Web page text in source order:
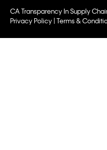
CA Transparency In Supply
Privacy Policy | Terms &